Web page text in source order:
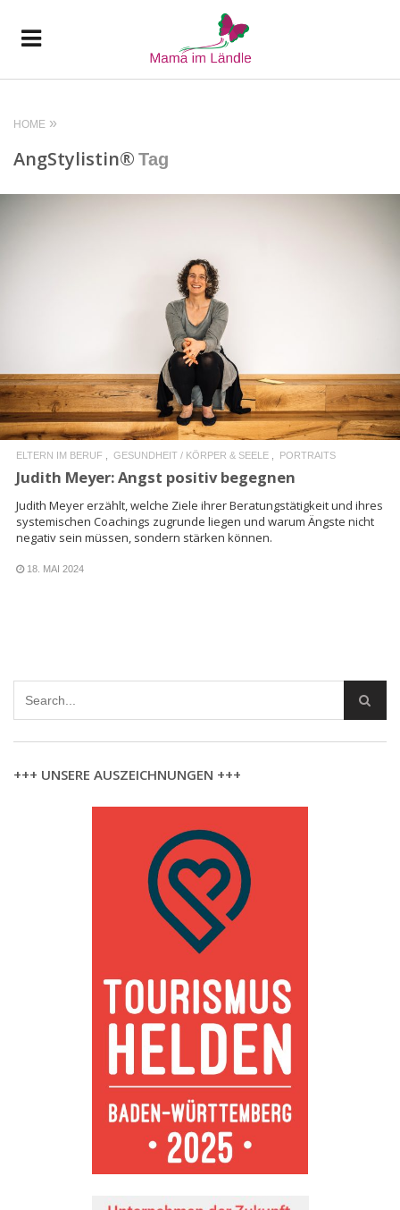
HOME
AngStylistin®️ Tag
READ MORE
ELTERN IM BERUF GESUNDHEIT / KÖRPER & SEELE PORTRAITS
Judith Meyer: Angst positiv begegnen
Judith Meyer erzählt, welche Ziele ihrer Beratungstätigkeit und ihres
systemischen Coachings zugrunde liegen und warum Ängste nicht
negativ sein müssen, sondern stärken können.
18. MAI 2024
+++ UNSERE AUSZEICHNUNGEN +++